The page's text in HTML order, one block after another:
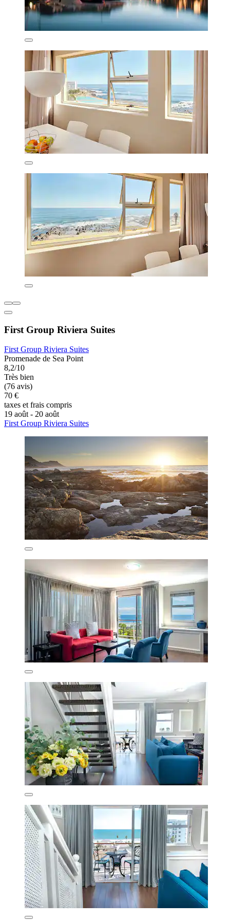
First Group Riviera Suites
First Group Riviera Suites
Promenade de Sea Point
8,2/10
Très bien
(76 avis)
70 €
taxes et frais compris
19 août - 20 août
First Group Riviera Suites